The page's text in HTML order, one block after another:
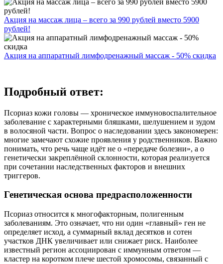
Акция на массаж лица – всего за 990 рублей вместо 5900
рублей!
Акция на аппаратный лимфодренажный массаж - 50% скидка
Подробный ответ:
Псориаз кожи головы — хроническое иммуновоспалительное
заболевание с характерными бляшками, шелушением и зудом
в волосяной части. Вопрос о наследовании здесь закономерен:
многие замечают схожие проявления у родственников. Важно
понимать, что речь чаще идёт не о «передаче болезни», а о
генетически закреплённой склонности, которая реализуется
при сочетании наследственных факторов и внешних
триггеров.
Генетическая основа предрасположенности
Псориаз относится к многофакторным, полигенным
заболеваниям. Это означает, что ни один «главный» ген не
определяет исход, а суммарный вклад десятков и сотен
участков ДНК увеличивает или снижает риск. Наиболее
известный регион ассоциирован с иммунным ответом —
кластер на коротком плече шестой хромосомы, связанный с